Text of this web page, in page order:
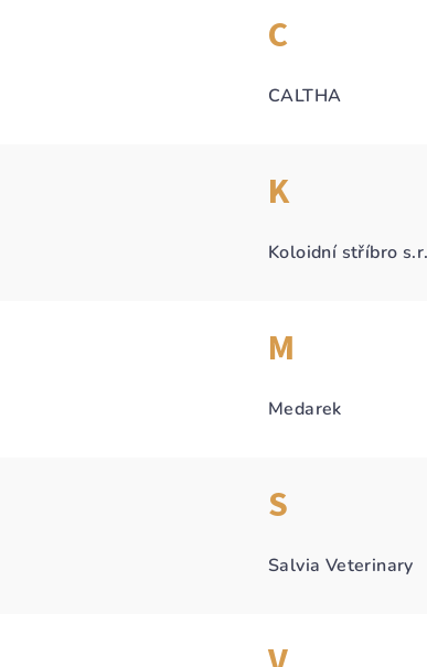
C
CALTHA
K
Koloidní stříbro
M
Medarek
S
Salvia Veterinary